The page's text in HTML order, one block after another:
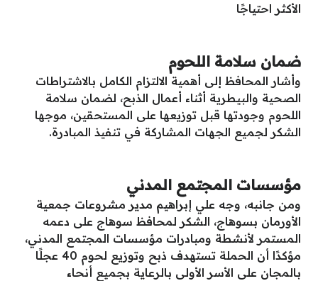
الأكثر احتياجًا
ضمان سلامة اللحوم
وأشار المحافظ إلى أهمية الالتزام الكامل بالاشتراطات
الصحية والبيطرية أثناء أعمال الذبح، لضمان سلامة
اللحوم وجودتها قبل توزيعها على المستحقين، موجها
الشكر لجميع الجهات المشاركة في تنفيذ المبادرة.
مؤسسات المجتمع المدني
ومن جانبه، وجه علي إبراهيم مدير مشروعات جمعية
الأورمان بسوهاج، الشكر لمحافظ سوهاج على دعمه
المستمر لأنشطة ومبادرات مؤسسات المجتمع المدني،
مؤكدًا أن الحملة تستهدف ذبح وتوزيع لحوم 40 عجلًا
بالمجان على الأسر الأولى بالرعاية بجميع أنحاء